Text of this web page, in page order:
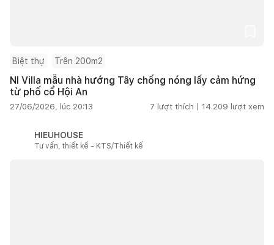
Biệt thự Trên 200m2
NI Villa mẫu nhà hướng Tây chống nóng lấy cảm hứng
từ phố cổ Hội An
27/06/2026, lúc 20:13 7 lượt thích | 14.209 lượt xem
HIEUHOUSE
Tư vấn, thiết kế - KTS/Thiết kế